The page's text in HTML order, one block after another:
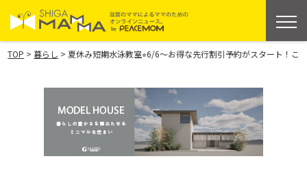
TOP >暮らし >夏休み短期水泳教室⭐︎6/6〜お得な先行割引予約がスタート！